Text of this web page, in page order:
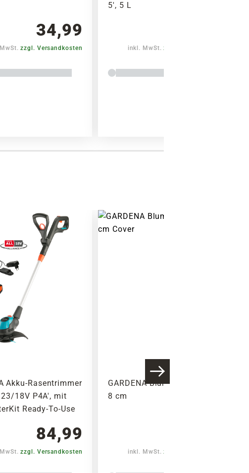
34,99
zzgl. Versandkosten
5', 5 L
inkl. MwSt.zzgl. Versandkosten
Akku-Rasentrimmer
18V P4A', mit
Ready-To-Use
84,99
zzgl. Versandkosten
GARDENA Blumenkelle, Stahl,
8 cm
inkl. MwSt.zzgl. Versandkosten